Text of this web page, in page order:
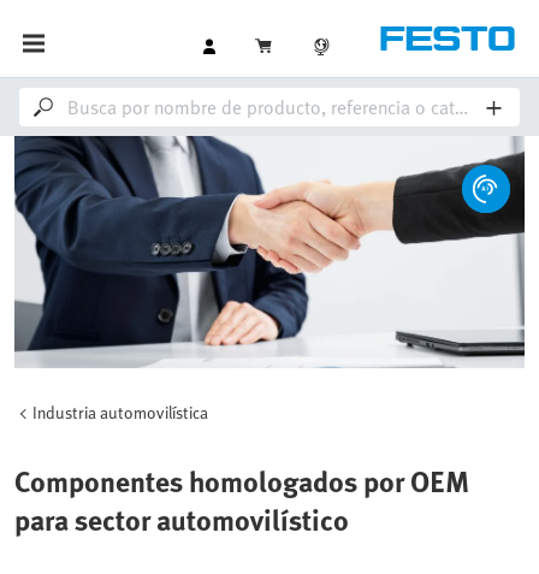
Industria automovilística
Componentes homologados por OEM
para sector automovilístico